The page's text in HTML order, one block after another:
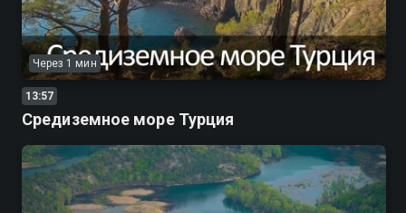
Через 1 мин
13:57
Средиземное море Турция